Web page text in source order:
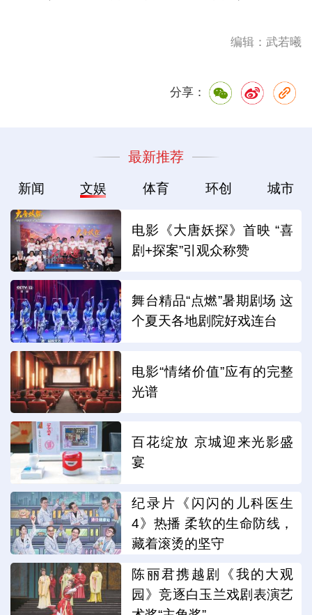
编辑：武若曦
分享：
最新推荐
新闻 文娱 体育 环创 城市
电影《大唐妖探》首映 “喜
剧+探案”引观众称赞
舞台精品“点燃”暑期剧场 这
个夏天各地剧院好戏连台
电影“情绪价值”应有的完整
光谱
百花绽放 京城迎来光影盛
宴
纪录片《闪闪的儿科医生
4》热播 柔软的生命防线，
藏着滚烫的坚守
陈丽君携越剧《我的大观
园》竞逐白玉兰戏剧表演艺